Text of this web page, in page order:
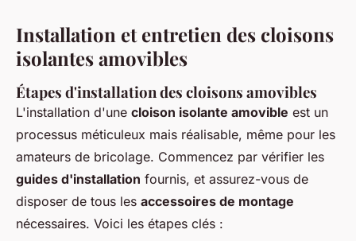
Installation et entretien des cloisons
isolantes amovibles
Étapes d'installation des cloisons amovibles
L'installation d'une cloison isolante amovible est un
processus méticuleux mais réalisable, même pour les
amateurs de bricolage. Commencez par vérifier les
guides d'installation fournis, et assurez-vous de
disposer de tous les accessoires de montage
nécessaires. Voici les étapes clés :